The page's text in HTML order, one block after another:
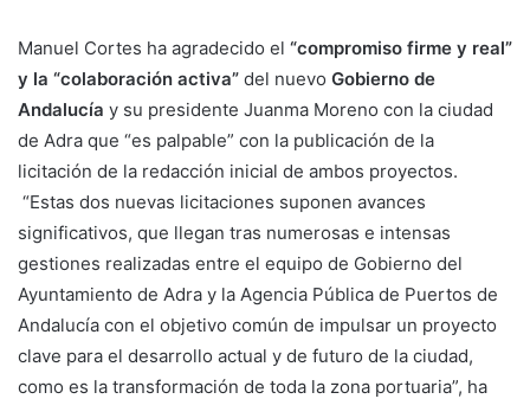
Manuel Cortes ha agradecido el “compromiso firme y real”
y la “colaboración activa” del nuevo Gobierno de
Andalucía y su presidente Juanma Moreno con la ciudad
de Adra que “es palpable” con la publicación de la
licitación de la redacción inicial de ambos proyectos.
“Estas dos nuevas licitaciones suponen avances
significativos, que llegan tras numerosas e intensas
gestiones realizadas entre el equipo de Gobierno del
Ayuntamiento de Adra y la Agencia Pública de Puertos de
Andalucía con el objetivo común de impulsar un proyecto
clave para el desarrollo actual y de futuro de la ciudad,
como es la transformación de toda la zona portuaria”, ha